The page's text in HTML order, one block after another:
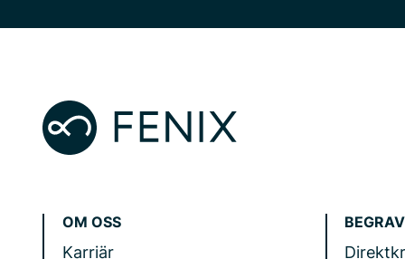
OM OSS
Karriär